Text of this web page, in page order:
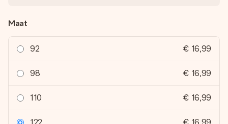
Maat
92 € 16,99
98 € 16,99
110 € 16,99